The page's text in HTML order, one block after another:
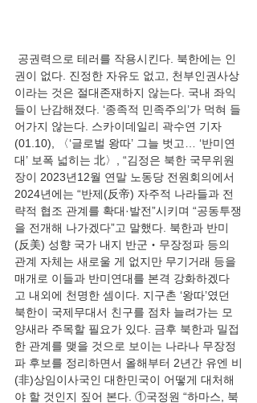
권이 없다. 진정한 자유도 없고, 천부인권사상
이라는 것은 절대존재하지 않는다. 국내 좌익
들이 난감해졌다. ‘종족적 민족주의’가 먹혀 들
어가지 않는다. 스카이데일리 곽수연 기자
(01.10), 〈‘글로벌 왕따’ 그늘 벗고… ‘반미연
대’ 보폭 넓히는 北〉, “김정은 북한 국무위원
장이 2023년12월 연말 노동당 전원회의에서
2024년에는 “반제(反帝) 자주적 나라들과 전
략적 협조 관계를 확대·발전”시키며 “공동투쟁
을 전개해 나가겠다”고 말했다. 북한과 반미
(反美) 성향 국가 내지 반군‧무장정파 등의
관계 자체는 새로울 게 없지만 무기거래 등을
매개로 이들과 반미연대를 본격 강화하겠다
고 내외에 천명한 셈이다. 지구촌 ‘왕따’였던
북한이 국제무대서 친구를 점차 늘려가는 모
양새라 주목할 필요가 있다. 금후 북한과 밀접
한 관계를 맺을 것으로 보이는 나라나 무장정
파 후보를 정리하면서 올해부터 2년간 유엔 비
(非)상임이사국인 대한민국이 어떻게 대처해
야 할 것인지 짚어 본다. ①국정원 “하마스, 북